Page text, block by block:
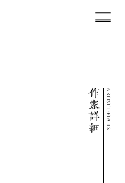
ARTIST DETAILS